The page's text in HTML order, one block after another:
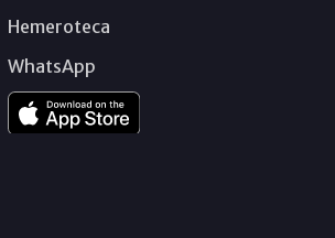
Hemeroteca
WhatsApp